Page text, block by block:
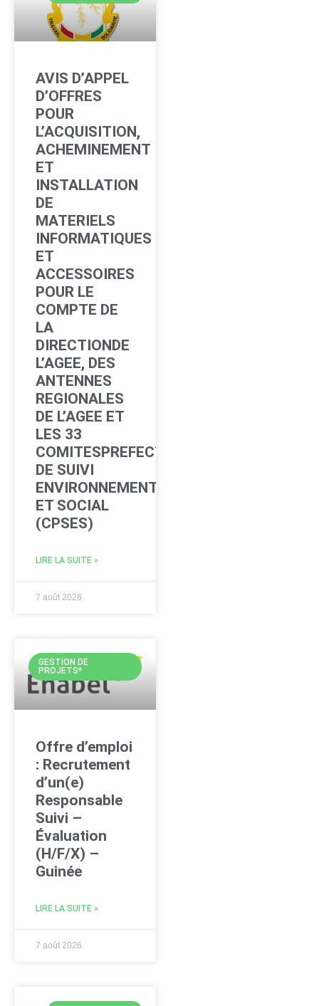
AVIS D’APPEL
D’OFFRES
POUR
L’ACQUISITION,
ACHEMINEMENT
ET
INSTALLATION
DE
MATERIELS
INFORMATIQUES
ET
ACCESSOIRES
POUR LE
COMPTE DE
LA
DIRECTIONDE
L’AGEE, DES
ANTENNES
REGIONALES
DE L’AGEE ET
LES 33
COMITESPREFECTORAUX
DE SUIVI
ENVIRONNEMENTAL
ET SOCIAL
(CPSES)
LIRE LA SUITE »
7 août 2026
GESTION DE
PROJETS*
Offre d’emploi
: Recrutement
d’un(e)
Responsable
Suivi –
Évaluation
(H/F/X) –
Guinée
LIRE LA SUITE »
7 août 2026